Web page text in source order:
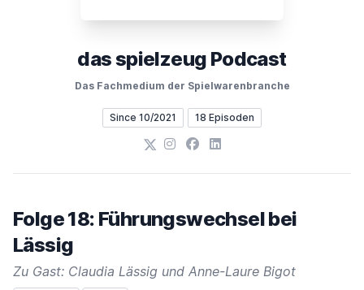
das spielzeug Podcast
Das Fachmedium der Spielwarenbranche
Since 10/2021 18 Episoden
X Instagram
Facebook
LinkedIn
Folge 18: Führungswechsel bei
Lässig
Zu Gast: Claudia Lässig und Anne-Laure Bigot